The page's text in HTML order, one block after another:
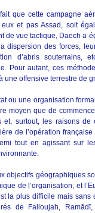
que cette campagne
et pas Assad, soit
de vue tactique, Daech a
dispersion des forces,
d’abris souterrains,
Pour autant, ces
une offensive terrestre de
ou une organisation
moyen que de
et, surtout, les raisons de
de l’opération
tout en agissant sur
objectifs géographiques
de l’organisation, et
la plus difficile mais
de Falloujah,